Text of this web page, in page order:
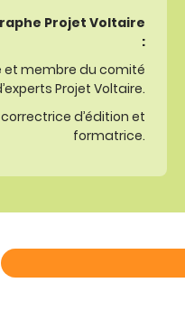
Projet Voltaire
:
et membre du comité
Projet Voltaire.
d’édition et
formatrice.